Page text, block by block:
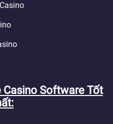
Casino Software Tốt